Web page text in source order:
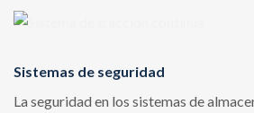
Sistemas de seguridad
La seguridad en los sistemas de